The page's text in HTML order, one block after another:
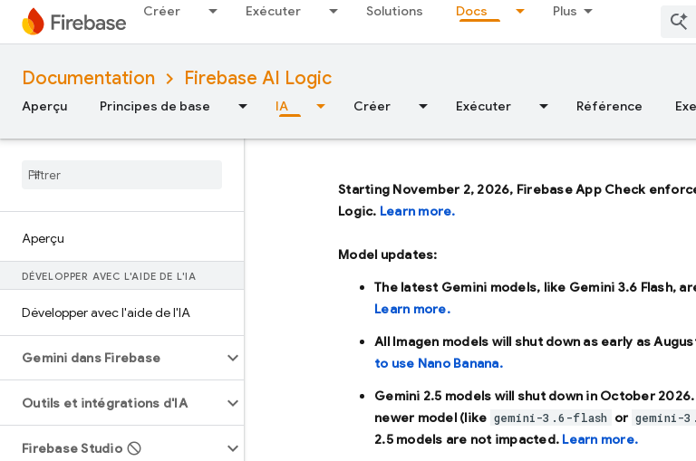
Créer Exécuter Solutions Docs Plus
Documentation Firebase AI Logic
Aperçu Principes de base IA Créer Exécuter Référence
Aperçu
DÉVELOPPER AVEC L'AIDE DE L'IA
Développer avec l'aide de l'IA
Gemini dans Firebase
Outils et intégrations d'IA
Firebase Studio
Starting November 2, 2026, Firebase App Check
Logic. Learn more.
Model updates:
The latest Gemini models, like Gemini 3.6 Flash,
Learn more.
All Imagen models will shut down as early as
to use Nano Banana.
Gemini 2.5 models will shut down in October 2026
newer model (like gemini-3.6-flash or gemini-
2.5 models are not impacted. Learn more.